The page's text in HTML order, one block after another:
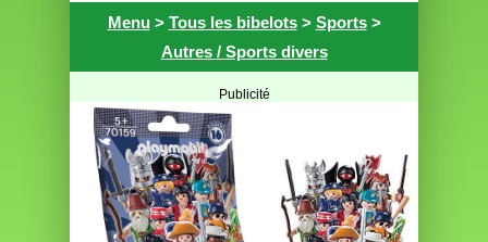
Menu> Tous les bibelots> Sports>
Autres / Sports divers
Publicité